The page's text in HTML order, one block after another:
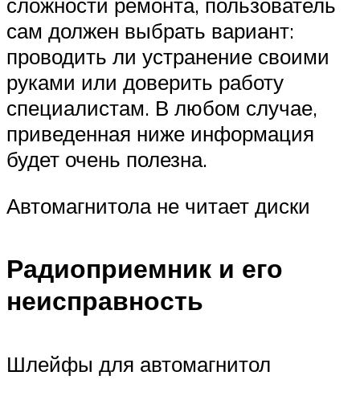
сам должен выбрать вариант:
проводить ли устранение своими
руками или доверить работу
специалистам. В любом случае,
приведенная ниже информация
будет очень полезна.
Автомагнитола не читает диски
Радиоприемник и его
неисправность
Шлейфы для автомагнитол